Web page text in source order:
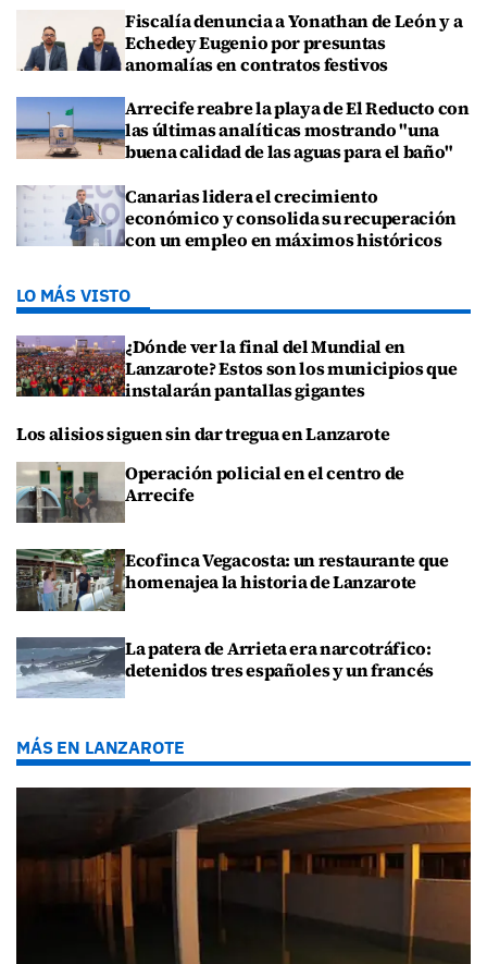
Fiscalía denuncia a Yonathan de León y a
Echedey Eugenio por presuntas
anomalías en contratos festivos
Arrecife reabre la playa de El Reducto con
las últimas analíticas mostrando "una
buena calidad de las aguas para el baño"
Canarias lidera el crecimiento
económico y consolida su recuperación
con un empleo en máximos históricos
LO MÁS VISTO
¿Dónde ver la final del Mundial en
Lanzarote? Estos son los municipios que
instalarán pantallas gigantes
Los alisios siguen sin dar tregua en Lanzarote
Operación policial en el centro de
Arrecife
Ecofinca Vegacosta: un restaurante que
homenajea la historia de Lanzarote
La patera de Arrieta era narcotráfico:
detenidos tres españoles y un francés
MÁS EN LANZAROTE